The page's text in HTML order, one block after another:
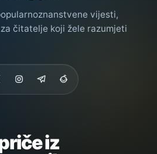
vijesti,
čitatelje koji žele razumjeti
iz